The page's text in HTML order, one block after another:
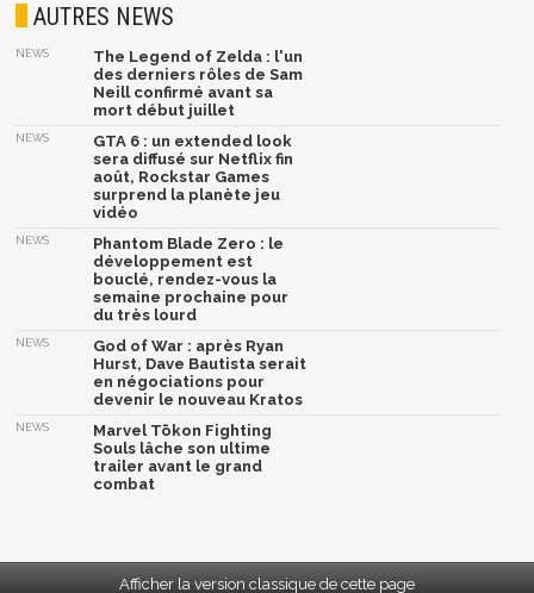
AUTRES NEWS
NEWS
The Legend of Zelda : l'un
des derniers rôles de Sam
Neill confirmé avant sa
mort début juillet
NEWS
GTA 6 : un extended look
sera diffusé sur Netflix fin
août, Rockstar Games
surprend la planète jeu
vidéo
NEWS
Phantom Blade Zero : le
développement est
bouclé, rendez-vous la
semaine prochaine pour
du très lourd
NEWS
God of War : après Ryan
Hurst, Dave Bautista serait
en négociations pour
devenir le nouveau Kratos
NEWS
Marvel Tōkon Fighting
Souls lâche son ultime
trailer avant le grand
combat
Afficher la version classique de cette page